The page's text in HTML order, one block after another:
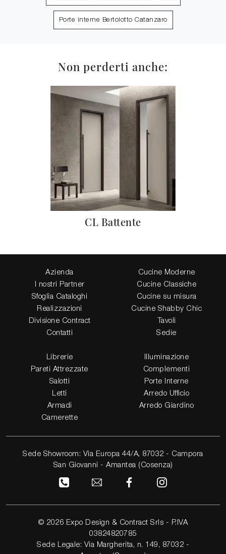
Porte interne Bertolotto Catanzaro
Non perderti anche:
CL Battente
Azienda
I nostri Partner
Sfoglia Cataloghi
Realizzazioni
Divisione Contract
Contatti
Cucine Moderne
Cucine Classiche
Cucine su misura
Cucine Shabby Chic
Tavoli
Sedie
Librerie
Pareti Attrezzate
Salotti
Letti
Armadi
Camerette
Illuminazione
Complementi
Porte Interne
Arredo Ufficio
Arredo Giardino
Sede Showroom: Via Europa 44/A, 87032 - Campora
San Giovanni - Amantea (Cosenza)
© 2026 Expo Design & Contract Srls - P.IVA
03824820785
Sede Legale: Via Margherita, n. 149, 87032 -